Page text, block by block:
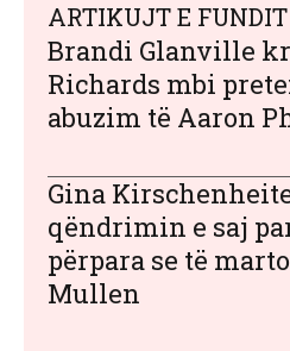
ARTIKUJT E FUNDIT
Brandi Glanville
Richards mbi
abuzim të Aaron
Gina
qëndrimin e saj
përpara se të
Mullen